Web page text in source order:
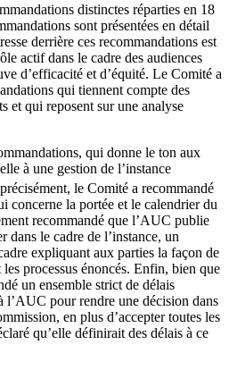
distinctes réparties en 18
sont présentées en détail
derrière ces recommandations est
actif dans le cadre des audiences
d’efficacité et d’équité. Le Comité a
qui tiennent compte des
et qui reposent sur une analyse
qui donne le ton aux
à une gestion de l’instance
le Comité a recommandé
concerne la portée et le calendrier du
recommandé que l’AUC publie
dans le cadre de l’instance, un
expliquant aux parties la façon de
les processus énoncés. Enfin, bien que
un ensemble strict de délais
l’AUC pour rendre une décision dans
en plus d’accepter toutes les
qu’elle définirait des délais à ce